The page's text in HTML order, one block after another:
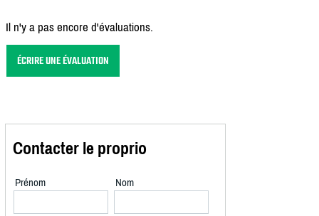
Il n'y a pas encore d'évaluations.
ÉCRIRE UNE ÉVALUATION
Contacter le proprio
Prénom Nom